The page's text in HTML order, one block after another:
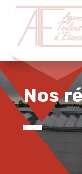
Nos